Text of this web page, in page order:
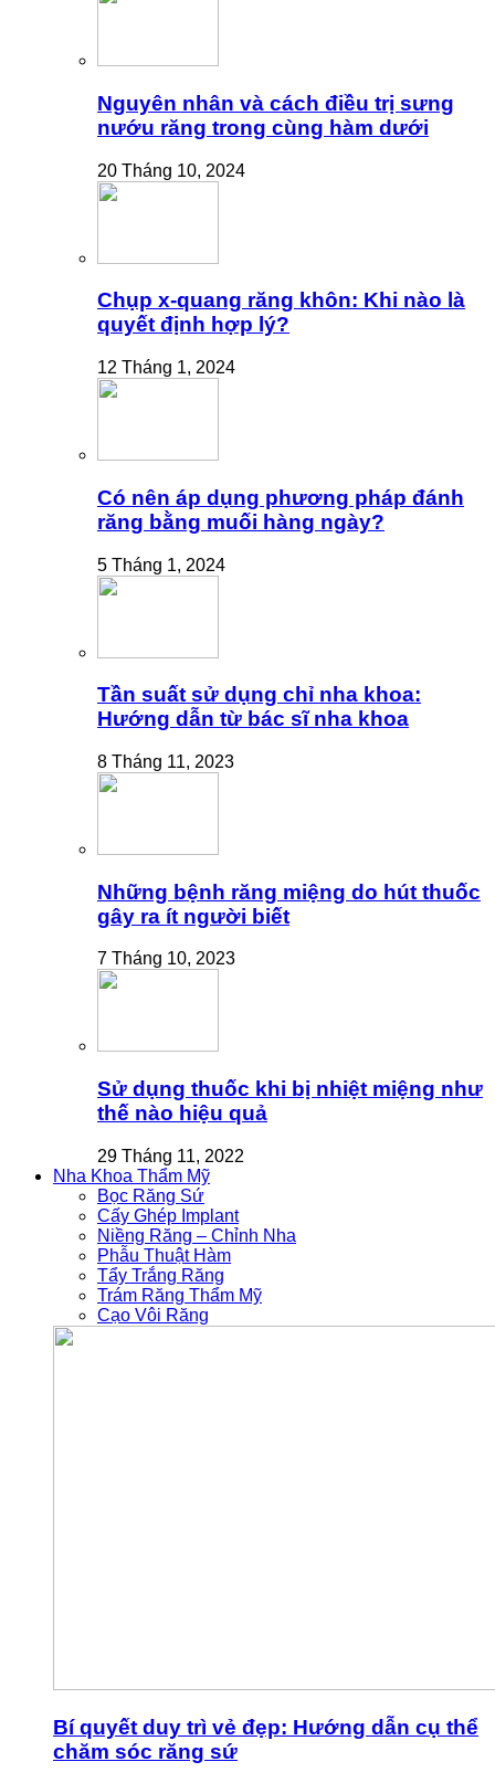
Nguyên nhân và cách điều trị sưng
nướu răng trong cùng hàm dưới
20 Tháng 10, 2024
Chụp x-quang răng khôn: Khi nào là
quyết định hợp lý?
12 Tháng 1, 2024
Có nên áp dụng phương pháp đánh
răng bằng muối hàng ngày?
5 Tháng 1, 2024
Tần suất sử dụng chỉ nha khoa:
Hướng dẫn từ bác sĩ nha khoa
8 Tháng 11, 2023
Những bệnh răng miệng do hút thuốc
gây ra ít người biết
7 Tháng 10, 2023
Sử dụng thuốc khi bị nhiệt miệng như
thế nào hiệu quả
29 Tháng 11, 2022
Nha Khoa Thẩm Mỹ
Bọc Răng Sứ
Cấy Ghép Implant
Niềng Răng – Chỉnh Nha
Phẫu Thuật Hàm
Tẩy Trắng Răng
Trám Răng Thẩm Mỹ
Cạo Vôi Răng
Bí quyết duy trì vẻ đẹp: Hướng dẫn cụ thể
chăm sóc răng sứ